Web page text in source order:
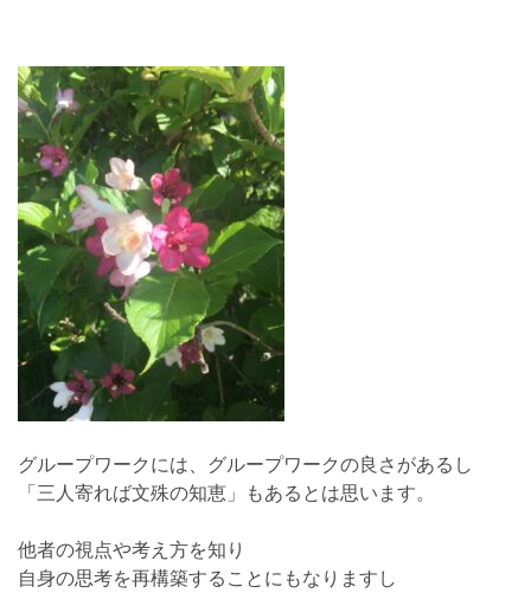
グループワークには、グループワークの良さがあるし
「三人寄れば文殊の知恵」もあるとは思います。
他者の視点や考え方を知り
自身の思考を再構築することにもなりますし